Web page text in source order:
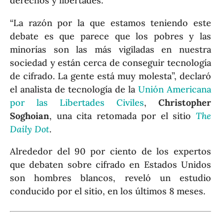
“La razón por la que estamos teniendo este
debate es que parece que los pobres y las
minorías son las más vigiladas en nuestra
sociedad y están cerca de conseguir tecnología
de cifrado. La gente está muy molesta”, declaró
el analista de tecnología de la Unión Americana
por las Libertades Civiles, Christopher
Soghoian, una cita retomada por el sitio The
Daily Dot.
Alrededor del 90 por ciento de los expertos
que debaten sobre cifrado en Estados Unidos
son hombres blancos, reveló un estudio
conducido por el sitio, en los últimos 8 meses.